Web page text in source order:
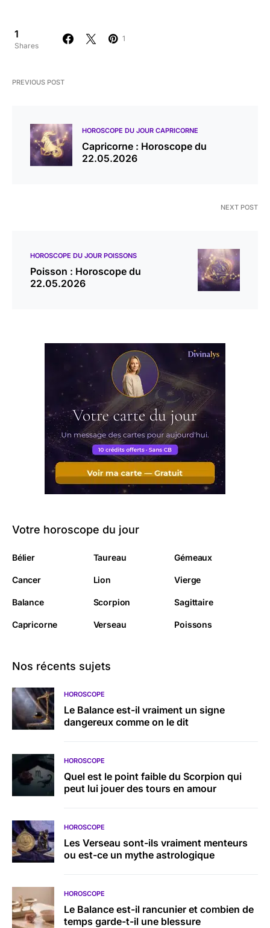
1
Shares
1
PREVIOUS POST
HOROSCOPE DU JOUR CAPRICORNE
Capricorne : Horoscope du
22.05.2026
NEXT POST
HOROSCOPE DU JOUR POISSONS
Poisson : Horoscope du
22.05.2026
Votre horoscope du jour
Bélier Taureau Gémeaux
Cancer Lion Vierge
Balance Scorpion Sagittaire
Capricorne Verseau Poissons
Nos récents sujets
HOROSCOPE
Le Balance est-il vraiment un signe
dangereux comme on le dit
HOROSCOPE
Quel est le point faible du Scorpion qui
peut lui jouer des tours en amour
HOROSCOPE
Les Verseau sont-ils vraiment menteurs
ou est-ce un mythe astrologique
HOROSCOPE
Le Balance est-il rancunier et combien de
temps garde-t-il une blessure